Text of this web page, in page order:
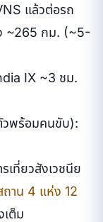
แล้วต่อรถ
~265 กม. (~5-
IX ~3 ชม.
วพร้อมคนขับ):
เที่ยวสังเวชนีย
ถาน 4 แห่ง 12
เต็ม